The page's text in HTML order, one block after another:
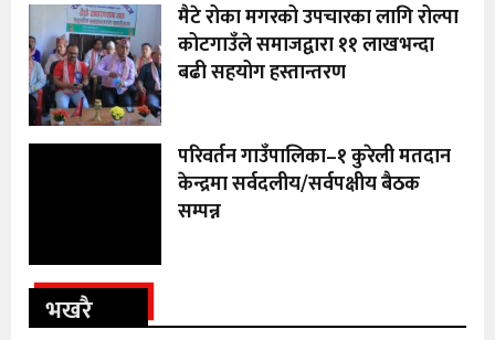
मैटे रोका मगरको उपचारका लागि रोल्पा
कोटगाउँले समाजद्वारा ११ लाखभन्दा
बढी सहयोग हस्तान्तरण
परिवर्तन गाउँपालिका–१ कुरेली मतदान
केन्द्रमा सर्वदलीय/सर्वपक्षीय बैठक
सम्पन्न
भखरै